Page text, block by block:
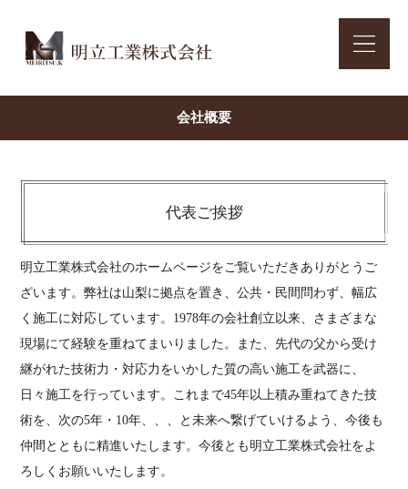
会社概要
代表ご挨拶
明立工業株式会社のホームページをご覧いただきありがとうご
ざいます。弊社は山梨に拠点を置き、公共・民間問わず、幅広
く施工に対応しています。1978年の会社創立以来、さまざまな
現場にて経験を重ねてまいりました。また、先代の父から受け
継がれた技術力・対応力をいかした質の高い施工を武器に、
日々施工を行っています。これまで45年以上積み重ねてきた技
術を、次の5年・10年、、、と未来へ繋げていけるよう、今後も
仲間とともに精進いたします。今後とも明立工業株式会社をよ
ろしくお願いいたします。